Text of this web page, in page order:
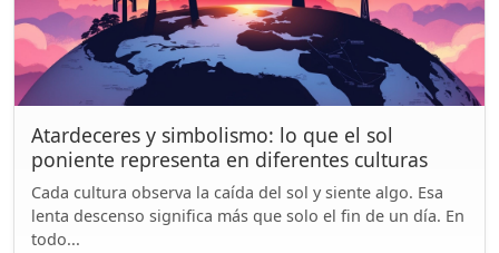
Atardeceres y simbolismo: lo que el sol
poniente representa en diferentes culturas
Cada cultura observa la caída del sol y siente algo. Esa
lenta descenso significa más que solo el fin de un día. En
todo...